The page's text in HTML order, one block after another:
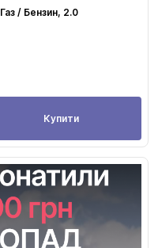
Газ / Бензин, 2.0
Купити